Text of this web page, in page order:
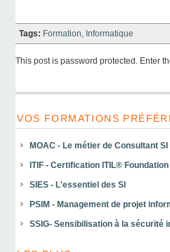
Tags: Formation, Informatique
This post is password protected. Enter
VOS FORMATIONS
MOAC - Le métier de Consultant SI
ITIF - Certification ITIL® Foundation
SIES - L'essentiel des SI
PSIM - Management de projet
SSIG- Sensibilisation à la sécurité